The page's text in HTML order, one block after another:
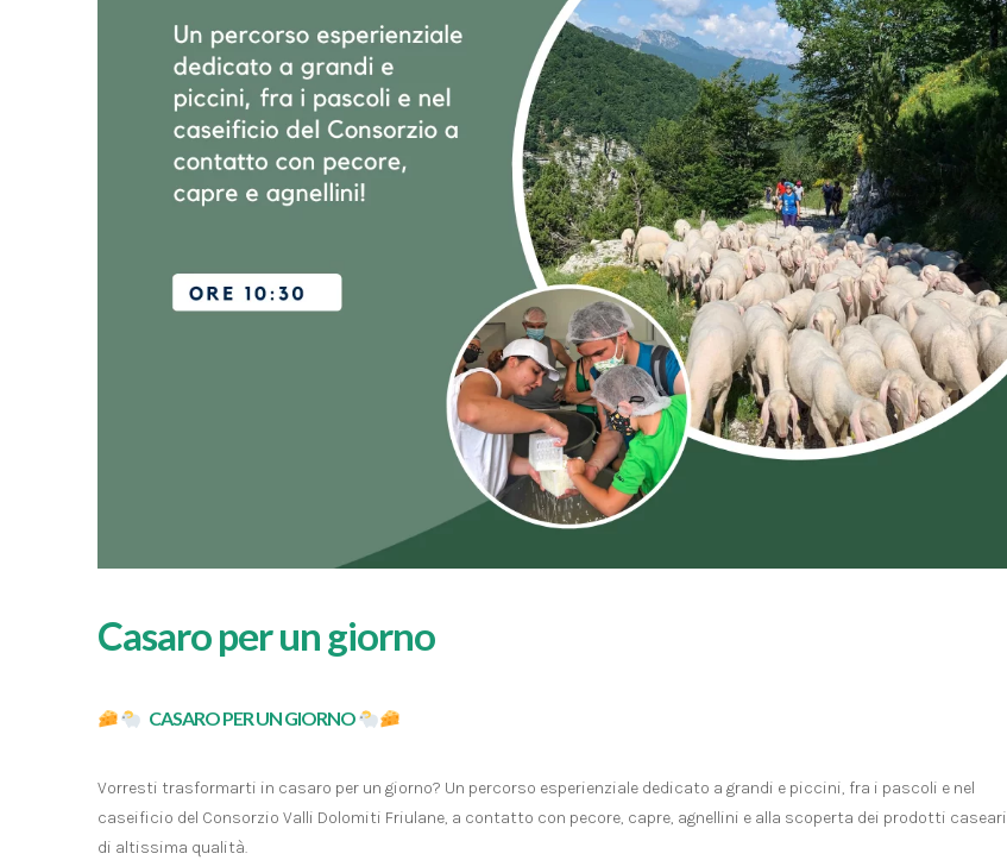
Casaro per un giorno
CASARO PER UN GIORNO
Vorresti trasformarti in casaro per un giorno? Un percorso esperienziale dedicato a grandi e piccini, fra i pascoli e nel
caseificio del Consorzio Valli Dolomiti Friulane, a contatto con pecore, capre, agnellini e alla scoperta dei prodotti caseari
di altissima qualità.